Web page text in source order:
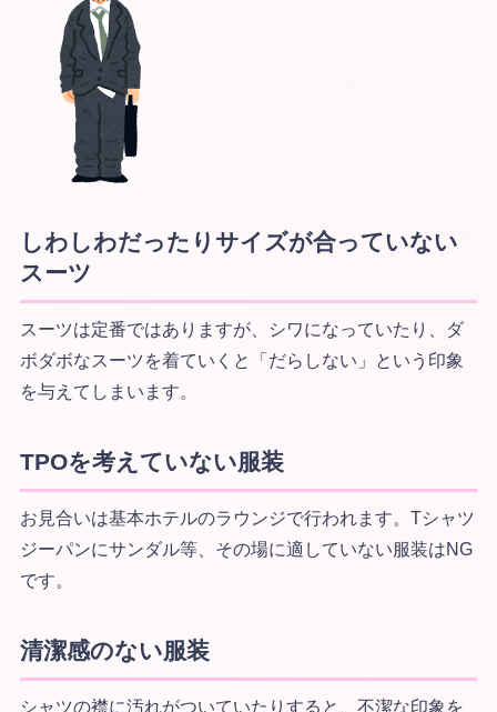
しわしわだったりサイズが合っていない
スーツ
スーツは定番ではありますが、シワになっていたり、ダ
ボダボなスーツを着ていくと「だらしない」という印象
を与えてしまいます。
TPOを考えていない服装
お見合いは基本ホテルのラウンジで行われます。Tシャツ
ジーパンにサンダル等、その場に適していない服装はNG
です。
清潔感のない服装
シャツの襟に汚れがついていたりすると、不潔な印象を